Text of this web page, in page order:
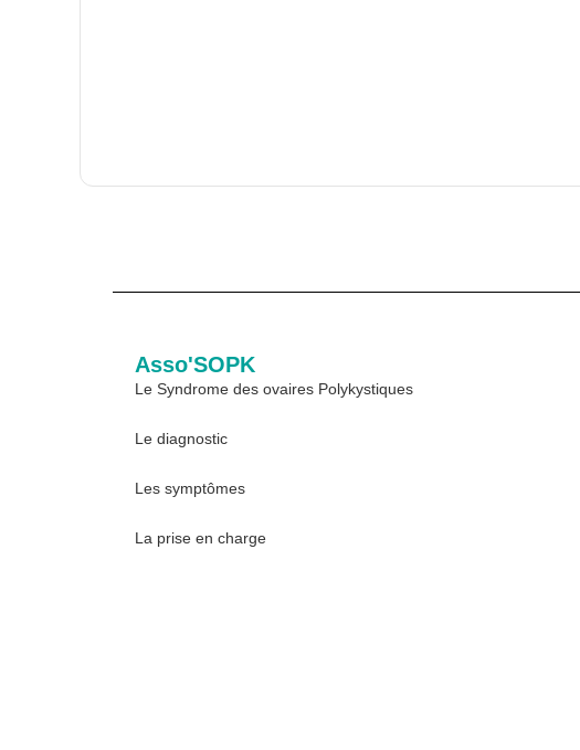
Asso'SOPK
Le Syndrome des ovaires Polykystiques
Le diagnostic
Les symptômes
La prise en charge